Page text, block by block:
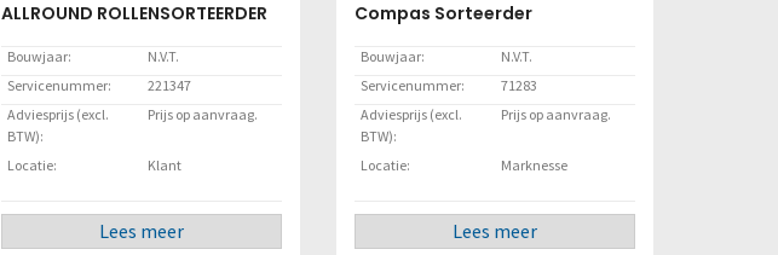
ALLROUND ROLLENSORTEERDER
Bouwjaar:
N.V.T.
Servicenummer:
221347
Adviesprijs (excl.
BTW):
Prijs op aanvraag.
Locatie: Klant
Lees meer
Compas Sorteerder
Bouwjaar:
N.V.T.
Servicenummer:
71283
Adviesprijs (excl.
BTW):
Prijs op aanvraag.
Locatie: Marknesse
Lees meer